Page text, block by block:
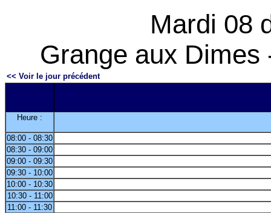
Mardi 08
Grange aux Dimes
<< Voir le jour précédent
Heure :
08:00 - 08:30
08:30 - 09:00
09:00 - 09:30
09:30 - 10:00
10:00 - 10:30
10:30 - 11:00
11:00 - 11:30